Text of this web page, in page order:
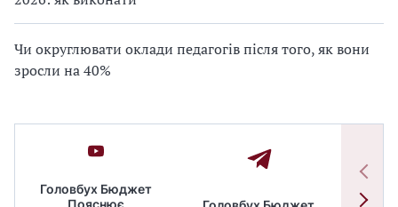
Чи округлювати оклади педагогів після того, як вони
зросли на 40%
Головбух Бюджет
Пояснює